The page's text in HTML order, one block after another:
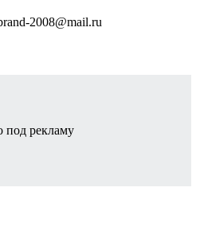
2008@mail.ru
под рекламу